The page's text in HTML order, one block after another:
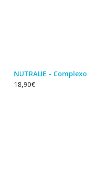
NUTRALIE -
18,90€